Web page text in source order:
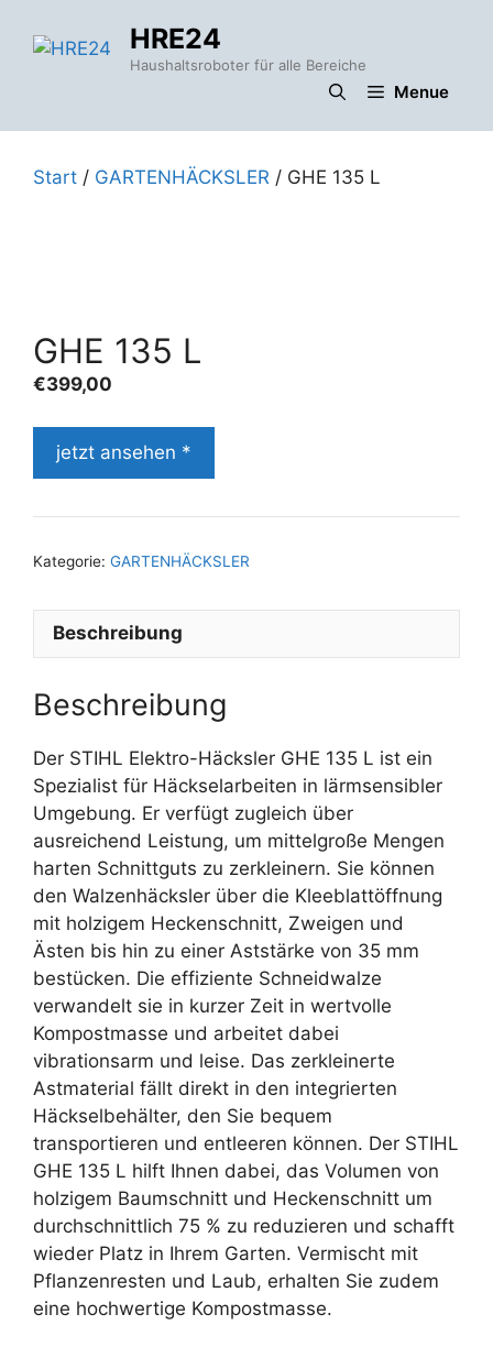
Inhalt
HRE24
Haushaltsroboter für alle Bereiche
Menue
Start / GARTENHÄCKSLER / GHE 135 L
GHE 135 L
€399,00
jetzt ansehen *
Kategorie: GARTENHÄCKSLER
Beschreibung
Beschreibung
Der STIHL Elektro-Häcksler GHE 135 L ist ein
Spezialist für Häckselarbeiten in lärmsensibler
Umgebung. Er verfügt zugleich über
ausreichend Leistung, um mittelgroße Mengen
harten Schnittguts zu zerkleinern. Sie können
den Walzenhäcksler über die Kleeblattöffnung
mit holzigem Heckenschnitt, Zweigen und
Ästen bis hin zu einer Aststärke von 35 mm
bestücken. Die effiziente Schneidwalze
verwandelt sie in kurzer Zeit in wertvolle
Kompostmasse und arbeitet dabei
vibrationsarm und leise. Das zerkleinerte
Astmaterial fällt direkt in den integrierten
Häckselbehälter, den Sie bequem
transportieren und entleeren können. Der STIHL
GHE 135 L hilft Ihnen dabei, das Volumen von
holzigem Baumschnitt und Heckenschnitt um
durchschnittlich 75 % zu reduzieren und schafft
wieder Platz in Ihrem Garten. Vermischt mit
Pflanzenresten und Laub, erhalten Sie zudem
eine hochwertige Kompostmasse.